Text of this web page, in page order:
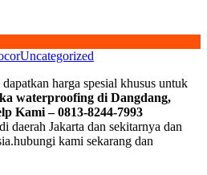
Uncategorized
harga spesial khusus untuk
waterproofing di Dangdang,
Kami – 0813-8244-7993
daerah Jakarta dan sekitarnya dan
kami sekarang dan